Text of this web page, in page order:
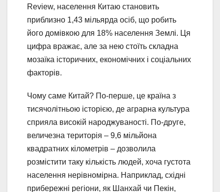
Review, населення Китаю становить
приблизно 1,43 мільярда осіб, що робить
його домівкою для 18% населення Землі. Ця
цифра вражає, але за нею стоїть складна
мозаїка історичних, економічних і соціальних
факторів.
Чому саме Китай? По-перше, це країна з
тисячолітньою історією, де аграрна культура
сприяла високій народжуваності. По-друге,
величезна територія – 9,6 мільйона
квадратних кілометрів – дозволила
розмістити таку кількість людей, хоча густота
населення нерівномірна. Наприклад, східні
прибережні регіони, як Шанхай чи Пекін,